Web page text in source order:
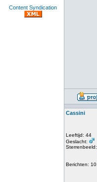
Content Syndication
Cassini
Leeftijd: 44
Geslacht:
Sterrenbeeld:
Berichten: 10